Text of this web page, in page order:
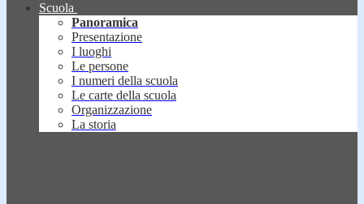
Scuola
Panoramica
Presentazione
I luoghi
Le persone
I numeri della scuola
Le carte della scuola
Organizzazione
La storia